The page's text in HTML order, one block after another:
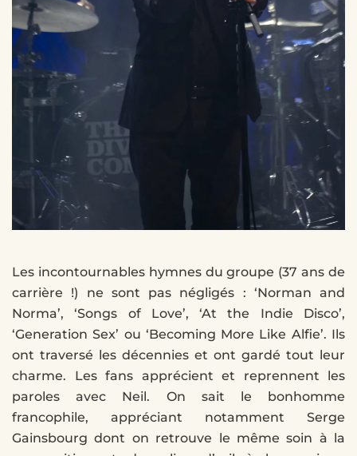
Les incontournables hymnes du groupe (37 ans de
carrière !) ne sont pas négligés : ‘Norman and
Norma’, ‘Songs of Love’, ‘At the Indie Disco’,
‘Generation Sex’ ou ‘Becoming More Like Alfie’. Ils
ont traversé les décennies et ont gardé tout leur
charme. Les fans apprécient et reprennent les
paroles avec Neil. On sait le bonhomme
francophile, appréciant notamment Serge
Gainsbourg dont on retrouve le même soin à la